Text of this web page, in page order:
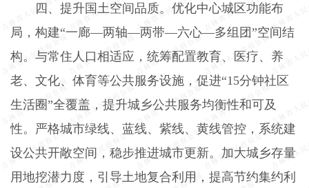
四、提升国土空间品质。优化中心城区功能布
局，构建“一廊—两轴—两带—六心—多组团”空间结
构。与常住人口相适应，统筹配置教育、医疗、养
老、文化、体育等公共服务设施，促进“15分钟社区
生活圈”全覆盖，提升城乡公共服务均衡性和可及
性。严格城市绿线、蓝线、紫线、黄线管控，系统建
设公共开敞空间，稳步推进城市更新。加大城乡存量
用地挖潜力度，引导土地复合利用，提高节约集约利